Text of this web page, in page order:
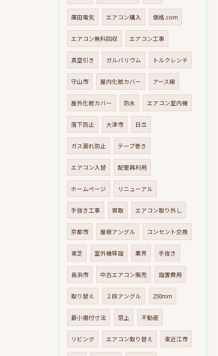
廣田電気 エアコン購入 価格.com
エアコン無料回収 エアコン工事
真空引き ガルバリウム トルクレンチ
守山市 屋内化粧カバー アース線
屋外化粧カバー 防水 エアコン室内機
落下防止 大津市 日立
ガス漏れ防止 テープ巻き
エアコン入替 配管再利用
ホームページ リニューアル
手抜き工事 買取 エアコン取り外し
京都市 屋根アングル コンセント交換
東芝 室外機移設 業界 手抜き
長浜市 中古エアコン販売 設置費用
取り替え ２段アングル 250mm
最小据付寸法 窓上 不動産
リビング エアコン取り替え 東近江市